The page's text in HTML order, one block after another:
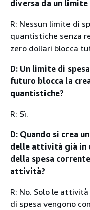
diversa da un
R: Nessun limite di
quantistiche senza
zero dollari blocca
D: Un limite di
futuro blocca la
quantistiche?
R: Sì.
D: Quando si crea
delle attività già in
della spesa
attività?
R: No. Solo le
di spesa vengono